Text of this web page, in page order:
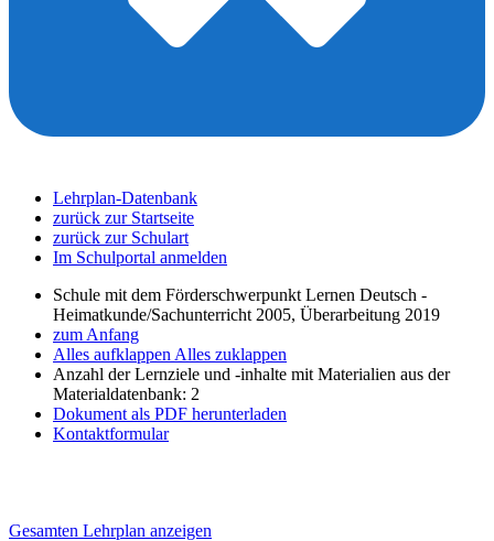
Lehrplan-Datenbank
zurück zur Startseite
zurück zur Schulart
Im Schulportal anmelden
Schule mit dem Förderschwerpunkt Lernen Deutsch -
Heimatkunde/Sachunterricht 2005, Überarbeitung 2019
zum Anfang
Alles aufklappen Alles zuklappen
Anzahl der Lernziele und -inhalte mit Materialien aus der
Materialdatenbank: 2
Dokument als PDF herunterladen
Kontaktformular
Gesamten Lehrplan anzeigen